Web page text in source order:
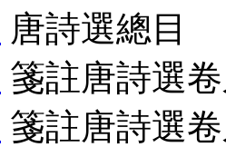
唐詩選總目
箋註唐詩選
箋註唐詩選